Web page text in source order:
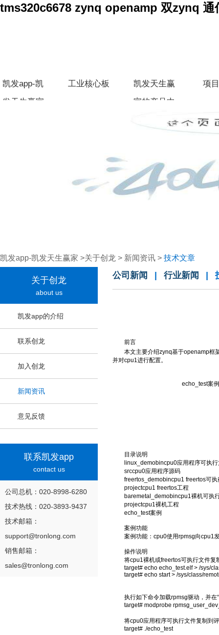
tms320c6678 zynq openamp 双zynq 通
凯发app-凯
发天生赢家
工业核心板 凯发天生赢
家的产品中
项
凯发app-凯发天生赢家 >关于创龙 > 新闻资讯 > 技术文章
关于创龙
about us
凯发app的介绍
联系创龙
加入创龙
新闻资讯
意见反馈
联系凯发app
contact us
公司总机： 020-8998-6280
技术热线： 020-3893-9437
技术邮箱：
support@tronlong.com
销售邮箱：
sales@tronlong.com
公司新闻 行业新闻
前言
本文主要介绍zynq基于openamp框
并对cpu1进行配置。
echo_test案
目录说明
linux_demobincpu0应用程序可执
srccpu0应用程序源码
freertos_demobincpu1 freertos可执
projectcpu1 freertos工程
baremetal_demobincpu1裸机可执
projectcpu1裸机工程
echo_test案例
案例功能
案例功能：cpu0使用rpmsg向cpu1
操作说明
将cpu1裸机或freertos可执行文件复
target# echo echo_test.elf > /sys/
target# echo start > /sys/class/
执行如下命令加载rpmsg驱动，并
target# modprobe
将cpu0应用程序可执行文件复制到
target# ./echo_test